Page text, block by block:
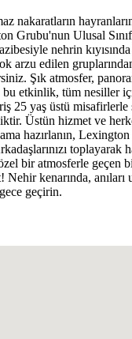
nakaratların
Grubu'nun Ulusal
nehrin
arzu edilen
Şık atmosfer,
bu etkinlik, tüm nesiller
25 yaş üstü misafirlerle
Üstün hizmet ve
hazırlanın,
toplayarak
bir atmosferle geçen
kenarında, anıları
geçirin.